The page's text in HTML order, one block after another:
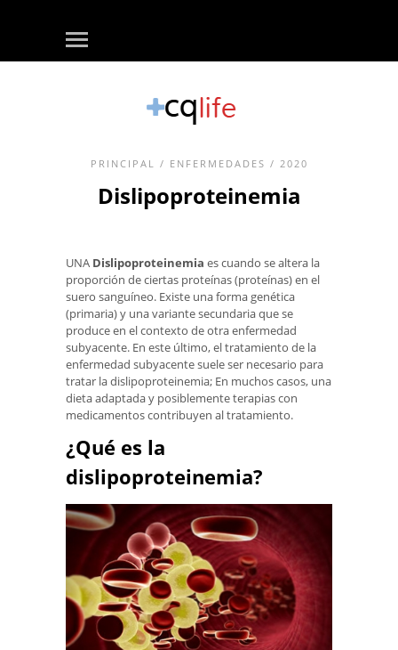
PRINCIPAL / ENFERMEDADES / 2020
Dislipoproteinemia
UNA Dislipoproteinemia es cuando se altera la
proporción de ciertas proteínas (proteínas) en el
suero sanguíneo. Existe una forma genética
(primaria) y una variante secundaria que se
produce en el contexto de otra enfermedad
subyacente. En este último, el tratamiento de la
enfermedad subyacente suele ser necesario para
tratar la dislipoproteinemia; En muchos casos, una
dieta adaptada y posiblemente terapias con
medicamentos contribuyen al tratamiento.
¿Qué es la
dislipoproteinemia?